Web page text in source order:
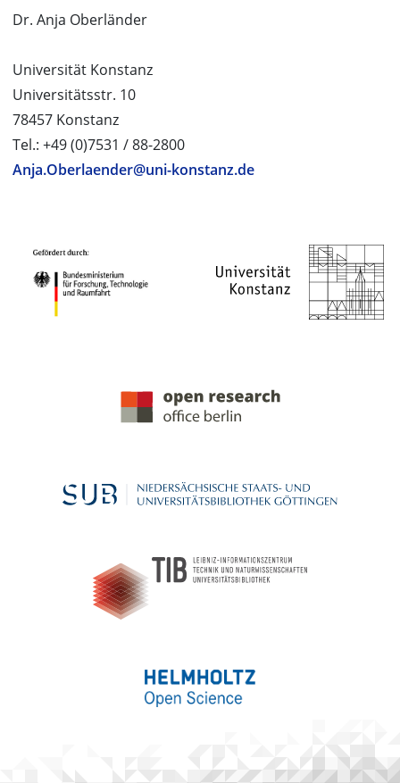
Dr. Anja Oberländer
Universität Konstanz
Universitätsstr. 10
78457 Konstanz
Tel.: +49 (0)7531 / 88-2800
Anja.Oberlaender@uni-konstanz.de